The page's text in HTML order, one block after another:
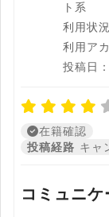
ト系
利用状
利用ア
投稿日
在籍確認
投稿経路 キャ
コミュニ